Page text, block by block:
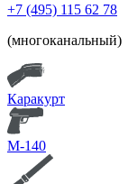
+7 (495) 115 62 78
(многоканальный)
Каракурт
М-140